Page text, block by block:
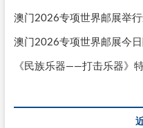
澳门2026专项世界邮展举
澳门2026专项世界邮展今
《民族乐器——打击乐器》